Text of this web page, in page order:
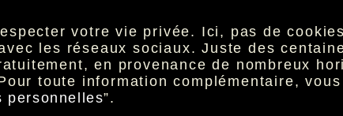
votre vie privée. Ici, pas de
les réseaux sociaux. Juste des
en provenance de nombreux
toute information complémentaire,
personnelles”.